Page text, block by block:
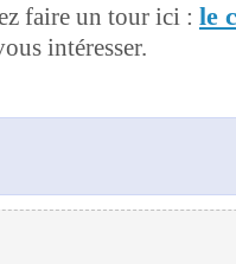
faire un tour ici : le
intéresser.